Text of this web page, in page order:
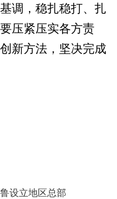
调，稳扎稳打、扎
压紧压实各方责
新方法，坚决完成
设立地区总部